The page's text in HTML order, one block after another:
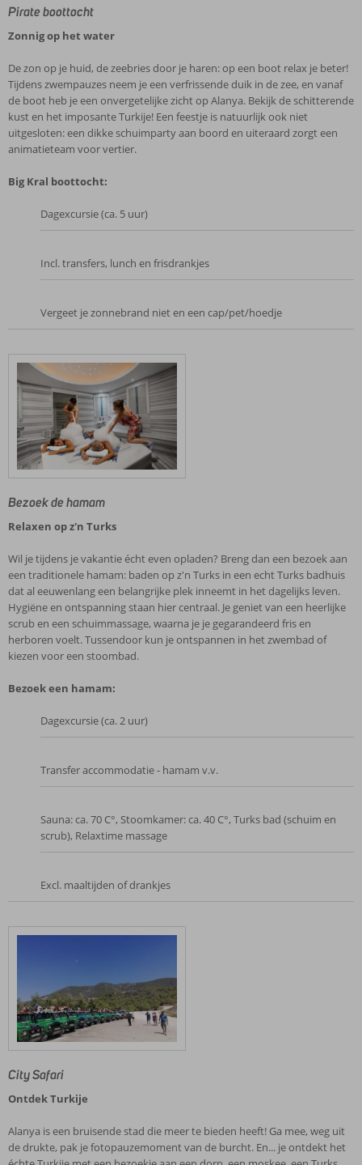
Pirate boottocht
Zonnig op het water
De zon op je huid, de zeebries door je haren: op een boot relax je beter!
Tijdens zwempauzes neem je een verfrissende duik in de zee, en vanaf
de boot heb je een onvergetelijke zicht op Alanya. Bekijk de schitterende
kust en het imposante Turkije! Een feestje is natuurlijk ook niet
uitgesloten: een dikke schuimparty aan boord en uiteraard zorgt een
animatieteam voor vertier.
Big Kral boottocht:
Dagexcursie (ca. 5 uur)
Incl. transfers, lunch en frisdrankjes
Vergeet je zonnebrand niet en een cap/pet/hoedje
Bezoek de hamam
Relaxen op z'n Turks
Wil je tijdens je vakantie écht even opladen? Breng dan een bezoek aan
een traditionele hamam: baden op z'n Turks in een echt Turks badhuis
dat al eeuwenlang een belangrijke plek inneemt in het dagelijks leven.
Hygiëne en ontspanning staan hier centraal. Je geniet van een heerlijke
scrub en een schuimmassage, waarna je je gegarandeerd fris en
herboren voelt. Tussendoor kun je ontspannen in het zwembad of
kiezen voor een stoombad.
Bezoek een hamam:
Dagexcursie (ca. 2 uur)
Transfer accommodatie - hamam v.v.
Sauna: ca. 70 C°, Stoomkamer: ca. 40 C°, Turks bad (schuim en
scrub), Relaxtime massage
Excl. maaltijden of drankjes
City Safari
Ontdek Turkije
Alanya is een bruisende stad die meer te bieden heeft! Ga mee, weg uit
de drukte, pak je fotopauzemoment van de burcht. En... je ontdekt het